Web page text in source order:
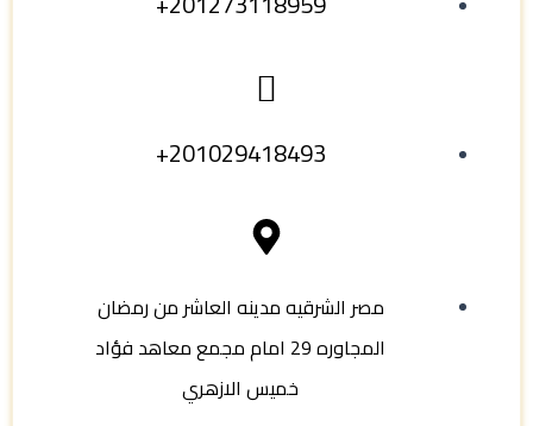
201029418493+
مصر الشرقيه مدينه العاشر من رمضان
المجاوره 29 امام مجمع معاهد فؤاد
خميس الازهري